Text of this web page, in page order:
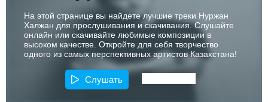
На этой странице вы найдете лучшие треки Нуржан
Халжан для прослушивания и скачивания. Слушайте
онлайн или скачивайте любимые композиции в
высоком качестве. Откройте для себя творчество
одного из самых перспективных артистов Казахстана!
Слушать